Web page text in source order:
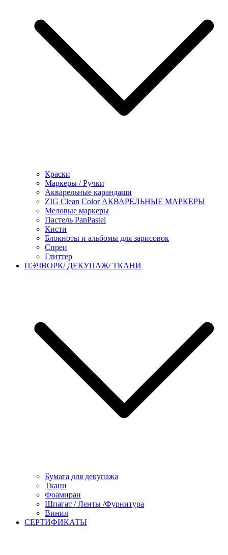
Краски
Маркеры / Ручки
Акварельные карандаши
ZIG Clean Color АКВАРЕЛЬНЫЕ МАРКЕРЫ
Меловые маркеры
Пастель PanPastel
Кисти
Блокноты и альбомы для зарисовок
Спреи
Глиттер
ПЭЧВОРК/ ДЕКУПАЖ/ ТКАНИ
Бумага для декупажа
Ткани
Фоамиран
Шпагат / Ленты /Фурнитура
Винил
СЕРТИФИКАТЫ